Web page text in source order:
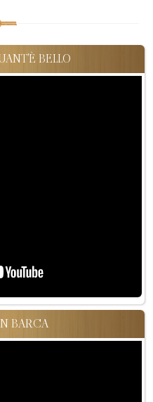
BELLO
BARCA